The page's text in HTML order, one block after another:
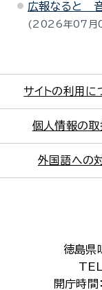
広報なると
2026年07月
サイトの利用に
個人情報の取
外国語への
徳島県
開庁時